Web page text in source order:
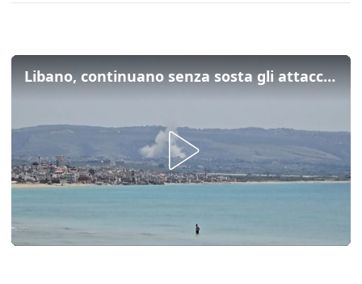
Libano, continuano senza sosta gli attacchi israeliani nel Sud del Paese